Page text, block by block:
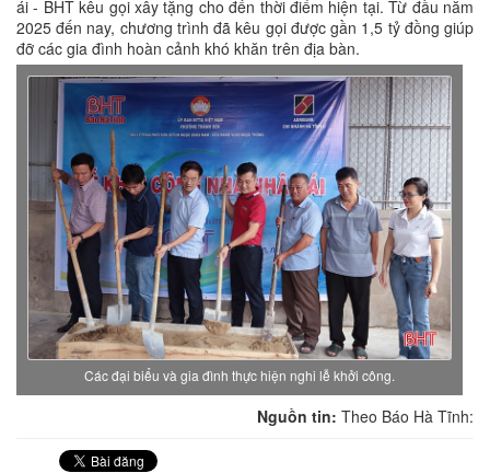
ái - BHT kêu gọi xây tặng cho đến thời điểm hiện tại. Từ đầu năm
2025 đến nay, chương trình đã kêu gọi được gần 1,5 tỷ đồng giúp
đỡ các gia đình hoàn cảnh khó khăn trên địa bàn.
Các đại biểu và gia đình thực hiện nghi lễ khởi công.
Nguồn tin: Theo Báo Hà Tĩnh: